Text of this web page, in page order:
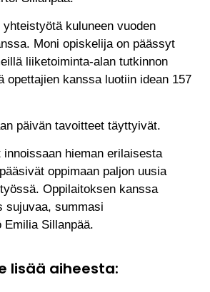
kuluneen vuoden
Moni opiskelija on päässyt
liiketoiminta-alan tutkinnon
opettajien kanssa luotiin idean 157
päivän tavoitteet täyttyivät.
hieman erilaisesta
oppimaan paljon uusia
Oppilaitoksen kanssa
sujuvaa, summasi
Emilia Sillanpää.
lisää aiheesta: